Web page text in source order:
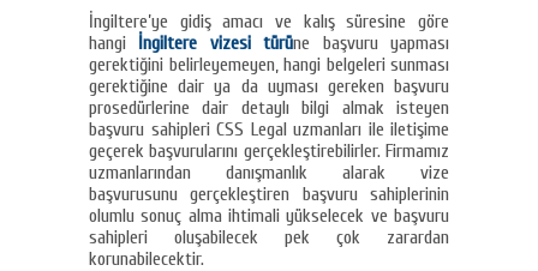
İngiltere’ye gidiş amacı ve kalış süresine göre
hangi İngiltere vizesi türüne başvuru yapması
gerektiğini belirleyemeyen, hangi belgeleri sunması
gerektiğine dair ya da uyması gereken başvuru
prosedürlerine dair detaylı bilgi almak isteyen
başvuru sahipleri CSS Legal uzmanları ile iletişime
geçerek başvurularını gerçekleştirebilirler. Firmamız
uzmanlarından danışmanlık alarak vize
başvurusunu gerçekleştiren başvuru sahiplerinin
olumlu sonuç alma ihtimali yükselecek ve başvuru
sahipleri oluşabilecek pek çok zarardan
korunabilecektir.